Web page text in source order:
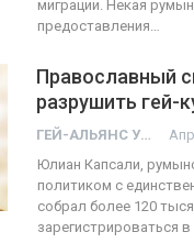
миграции. Некая
предоставления…
Православный
разрушить гей-
ГЕЙ-АЛЬЯНС УКРАИНА
Юлиан Капсали,
политиком с
собрал более 120
зарегистрироваться